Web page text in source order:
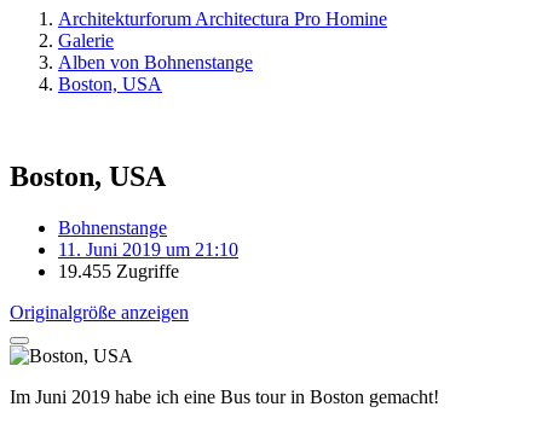
Architekturforum Architectura Pro Homine
Galerie
Alben von Bohnenstange
Boston, USA
Boston, USA
Bohnenstange
11. Juni 2019 um 21:10
19.455 Zugriffe
Originalgröße anzeigen
Im Juni 2019 habe ich eine Bus tour in Boston gemacht!